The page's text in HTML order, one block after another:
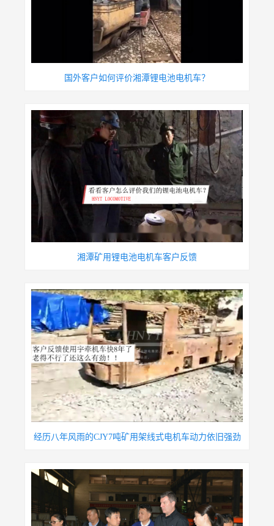
国外客户如何评价湘潭锂电池电机车？
湘潭矿用锂电池电机车客户反馈
经历八年风雨的CJY7吨矿用架线式电机车动力依旧强劲